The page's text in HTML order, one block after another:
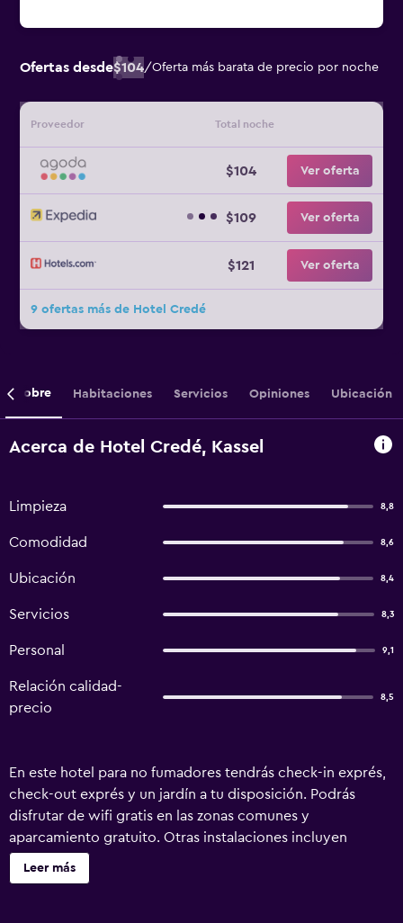
Ofertas desde$104/Oferta más barata de precio por noche
Proveedor Total noche
$104 Ver oferta
$109 Ver oferta
$121 Ver oferta
9 ofertas más de Hotel Credé
Sobre Habitaciones Servicios Opiniones Ubicación
Acerca de Hotel Credé, Kassel
Limpieza 8,8
Comodidad 8,6
Ubicación 8,4
Servicios 8,3
Personal 9,1
Relación calidad-
precio
8,5
En este hotel para no fumadores tendrás check-in exprés,
check-out exprés y un jardín a tu disposición. Podrás
disfrutar de wifi gratis en las zonas comunes y
aparcamiento gratuito. Otras instalaciones incluyen
aparcamiento para caravanas, autobuses o camiones.
Hotel Crede garni ofrece 42 alojamientos con secador de
Leer más